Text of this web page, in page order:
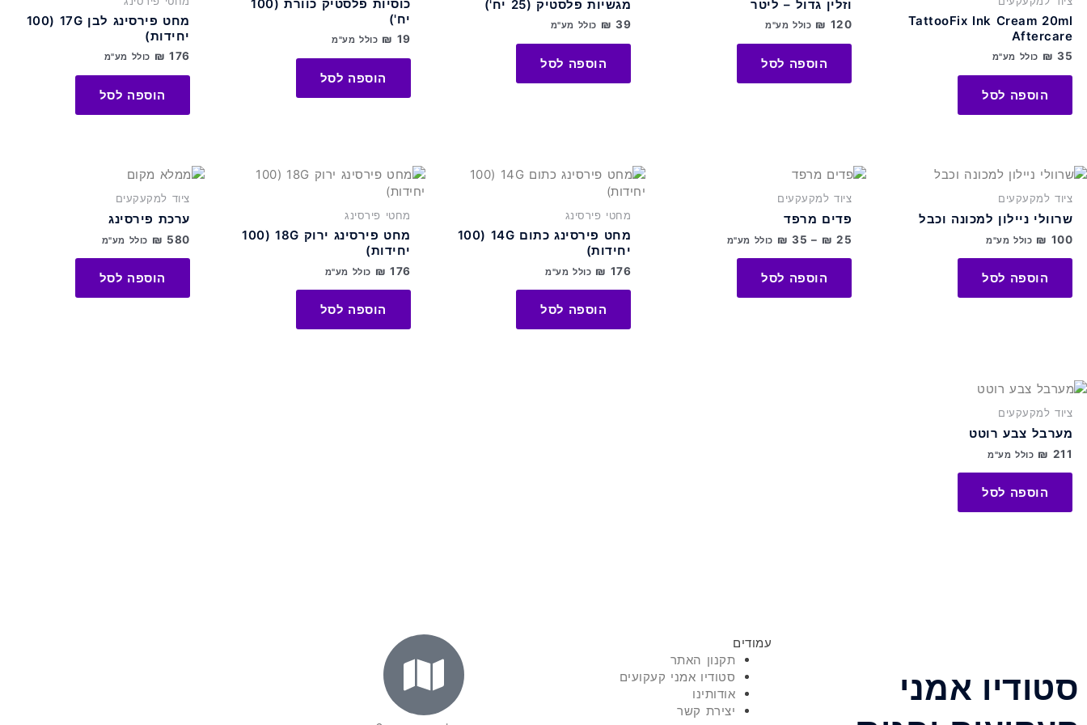
TattooFix Ink Cream 20ml
Aftercare
₪ 35 כולל מע"מ
הוספה לסל
וזלין גדול – ליטר
₪ 120 כולל מע"מ
הוספה לסל
מגשיות פלסטיק (25 יח')
₪ 39 כולל מע"מ
הוספה לסל
כוסיות פלסטיק כוורת (100
יח')
₪ 19 כולל מע"מ
הוספה לסל
מחט פירסינג לבן 17G (100
יחידות)
₪ 176 כולל מע"מ
הוספה לסל
ציוד למקעקעים
שרוולי ניילון למכונה וכבל
₪ 100 כולל מע"מ
הוספה לסל
ציוד למקעקעים
פדים מרפד
₪ 25
–
₪ 35 כולל מע"מ
הוספה לסל
למוצר
יש
מספר
סוגים.
ניתן
לבחור
מחטי פירסינג
מחט פירסינג כתום 14G (100
יחידות)
₪ 176 כולל מע"מ
הוספה לסל
מחטי פירסינג
מחט פירסינג ירוק 18G (100
יחידות)
₪ 176 כולל מע"מ
הוספה לסל
ציוד למקעקעים
ערכת פירסינג
₪ 580 כולל מע"מ
הוספה לסל
ציוד למקעקעים
מערבל צבע רוטט
₪ 211 כולל מע"מ
הוספה לסל
סטודיו אמני
עמודים
תקנון האתר
סטודיו אמני קעקועים
אודותינו
יצירת קשר